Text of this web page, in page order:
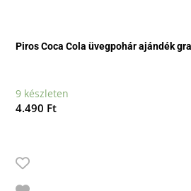
Piros Coca Cola üvegpohár ajándék
9 készleten
4.490 Ft